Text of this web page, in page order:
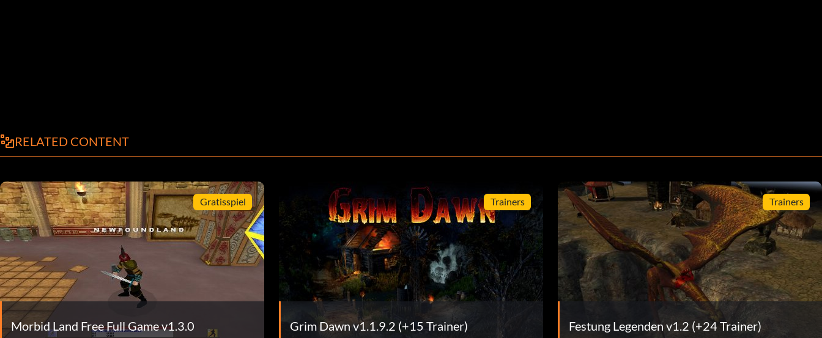
RELATED CONTENT
Gratisspiel
Morbid Land Free Full Game v1.3.0
Trainers
Grim Dawn v1.1.9.2 (+15 Trainer)
Trainers
Festung Legenden v1.2 (+24 Trainer)